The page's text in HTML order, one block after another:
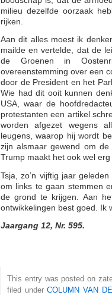
milieu dezelfde oorzaak
rijken.
Aan dit alles moest ik
mailde en vertelde, dat de
de Groenen in
overeenstemming over een
door de President en het
Wie had dit ooit kunnen
USA, waar de
protestanten een artikel
worden afgezet wegens
leugens, waarop hij wordt
zijn alsmaar gewend om
Trump maakt het ook wel
Tsja, zo’n vijftig jaar
om links te gaan stemmen
de grond te krijgen. Aan
ontwikkelingen best goed. Ik
Jaargang 12, Nr. 595.
This entry was posted on
filed underCOLUMN VAN